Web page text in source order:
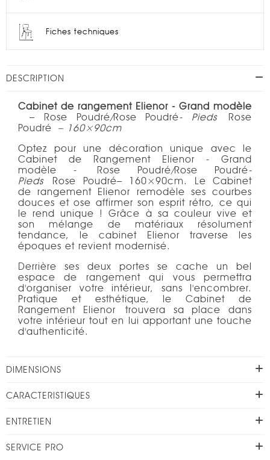
Fiches techniques
DESCRIPTION
Cabinet de rangement Elienor - Grand modèle
– Rose Poudré/Rose Poudré- Pieds Rose
Poudré
– 160×90cm
Optez pour une décoration unique avec le
Cabinet de Rangement Elienor - Grand
modèle - Rose Poudré/Rose Poudré-
Pieds Rose Poudré– 160×90cm. Le Cabinet
de rangement Elienor remodèle ses courbes
douces et ose affirmer son esprit rétro, ce qui
le rend unique ! Grâce à sa couleur vive et
son mélange de matériaux résolument
tendance, le cabinet Elienor traverse les
époques et revient modernisé.
Derrière ses deux portes se cache un bel
espace de rangement qui vous permettra
d'organiser votre intérieur, sans l'encombrer.
Pratique et esthétique, le Cabinet de
Rangement Elienor trouvera sa place dans
votre intérieur tout en lui apportant une touche
d'authenticité.
DIMENSIONS
CARACTERISTIQUES
ENTRETIEN
SERVICE PRO